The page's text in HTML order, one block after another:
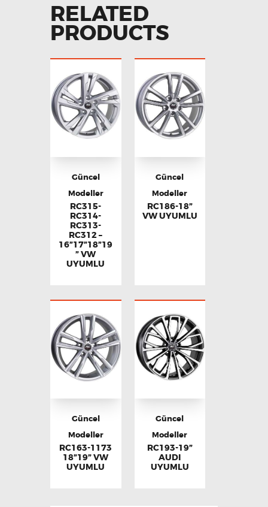
RELATED
PRODUCTS
Güncel
Modeller
RC315-
RC314-
RC313-
RC312 –
16”17”18”19
” VW
UYUMLU
Güncel
Modeller
RC186-18”
VW UYUMLU
Güncel
Modeller
RC163-1173
18”19” VW
UYUMLU
Güncel
Modeller
RC193-19”
AUDI
UYUMLU